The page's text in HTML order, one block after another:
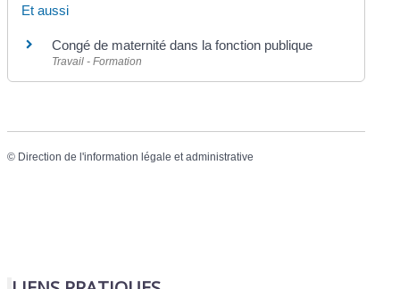
Et aussi
Congé de maternité dans la fonction publique
Travail - Formation
© Direction de l'information légale et administrative